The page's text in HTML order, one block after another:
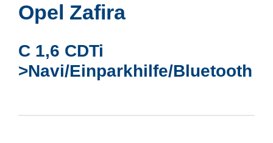
Opel Zafira
C 1,6 CDTi
>Navi/Einparkhilfe/Bluetooth